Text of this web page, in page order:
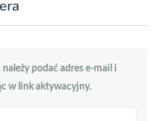
należy podać adres e-mail i
w link aktywacyjny.